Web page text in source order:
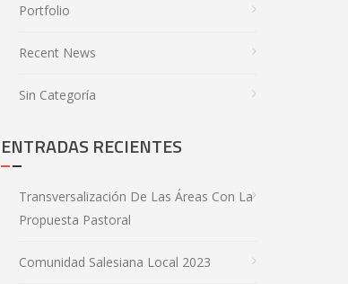
Portfolio
Recent News
Sin Categoría
ENTRADAS RECIENTES
Transversalización De Las Áreas Con La
Propuesta Pastoral
Comunidad Salesiana Local 2023